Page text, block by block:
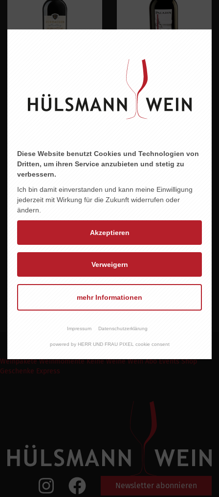
DURBACHER
SPÄTBURGUNDER
SPÄTLESE klassik
DOMINO DELLE LUNE
8,45 EUR
PALADIN SYRAH
8,95 EUR
LIGHT MY FIRE
10,60 EUR
Weinpakete Weinmomente Keine Weine Wein Abo Events Shop
Geschenke Express
Newsletter abonnieren
Diese Website benutzt Cookies und Technologien von
Dritten, um ihren Service anzubieten und stetig zu
verbessern.
Ich bin damit einverstanden und kann meine Einwilligung
jederzeit mit Wirkung für die Zukunft widerrufen oder
ändern.
Akzeptieren
Verweigern
mehr Informationen
Impressum Datenschutzerklärung
powered by HERR UND FRAU PIXEL cookie consent